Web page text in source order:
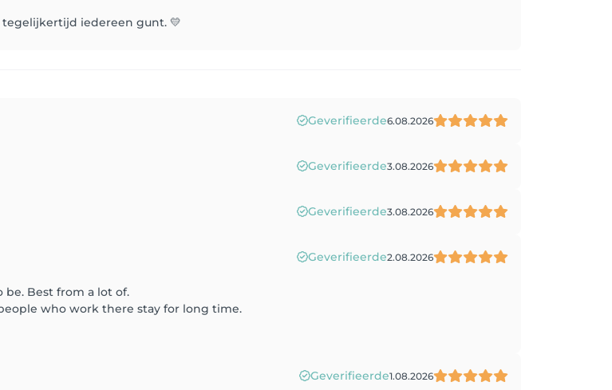
Geverifieerde6.08.2026
Geverifieerde3.08.2026
Geverifieerde3.08.2026
Geverifieerde2.08.2026
be. Best from a lot of.
who work there stay for long time.
Geverifieerde1.08.2026